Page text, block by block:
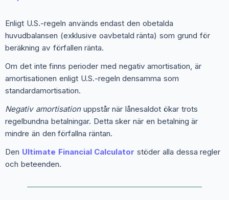
Enligt U.S.-regeln används endast den obetalda
huvudbalansen (exklusive oavbetald ränta) som grund för
beräkning av förfallen ränta.
Om det inte finns perioder med negativ amortisation, är
amortisationen enligt U.S.-regeln densamma som
standardamortisation.
Negativ amortisationuppstår när lånesaldot ökar trots
regelbundna betalningar. Detta sker när en betalning är
mindre än den förfallna räntan.
Den Ultimate Financial Calculator stöder alla dessa regler
och beteenden.